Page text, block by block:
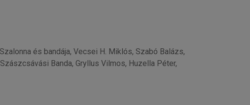
és bandája, Vecsei H. Miklós, Szabó Balázs,
Banda, Gryllus Vilmos, Huzella Péter,